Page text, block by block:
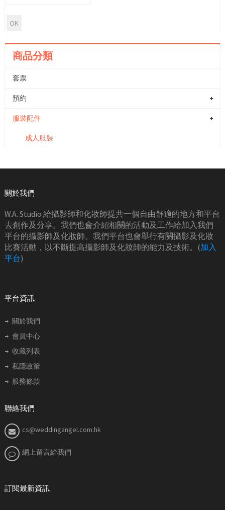
商品分類
套票
預約
服裝配件
成人服裝
關於我們
W.A. Studio 給攝影師和化妝師提共一個自由舒適的地方和平台
去創作及分享。我們也會介紹相關的活動及工作給加入我們
平台的攝影師及化妝師。我們平台也會舉行有關攝影及化妝
比賽活動，以不斷提高攝影師及化妝師的能力及技術。(加入
平台)
平台資訊
關於我們
會員中心
收藏列表
私隱政策
服務條款
聯絡我們
cs@weddingangel.com.hk
網上留言給我們
訂閱最新資訊